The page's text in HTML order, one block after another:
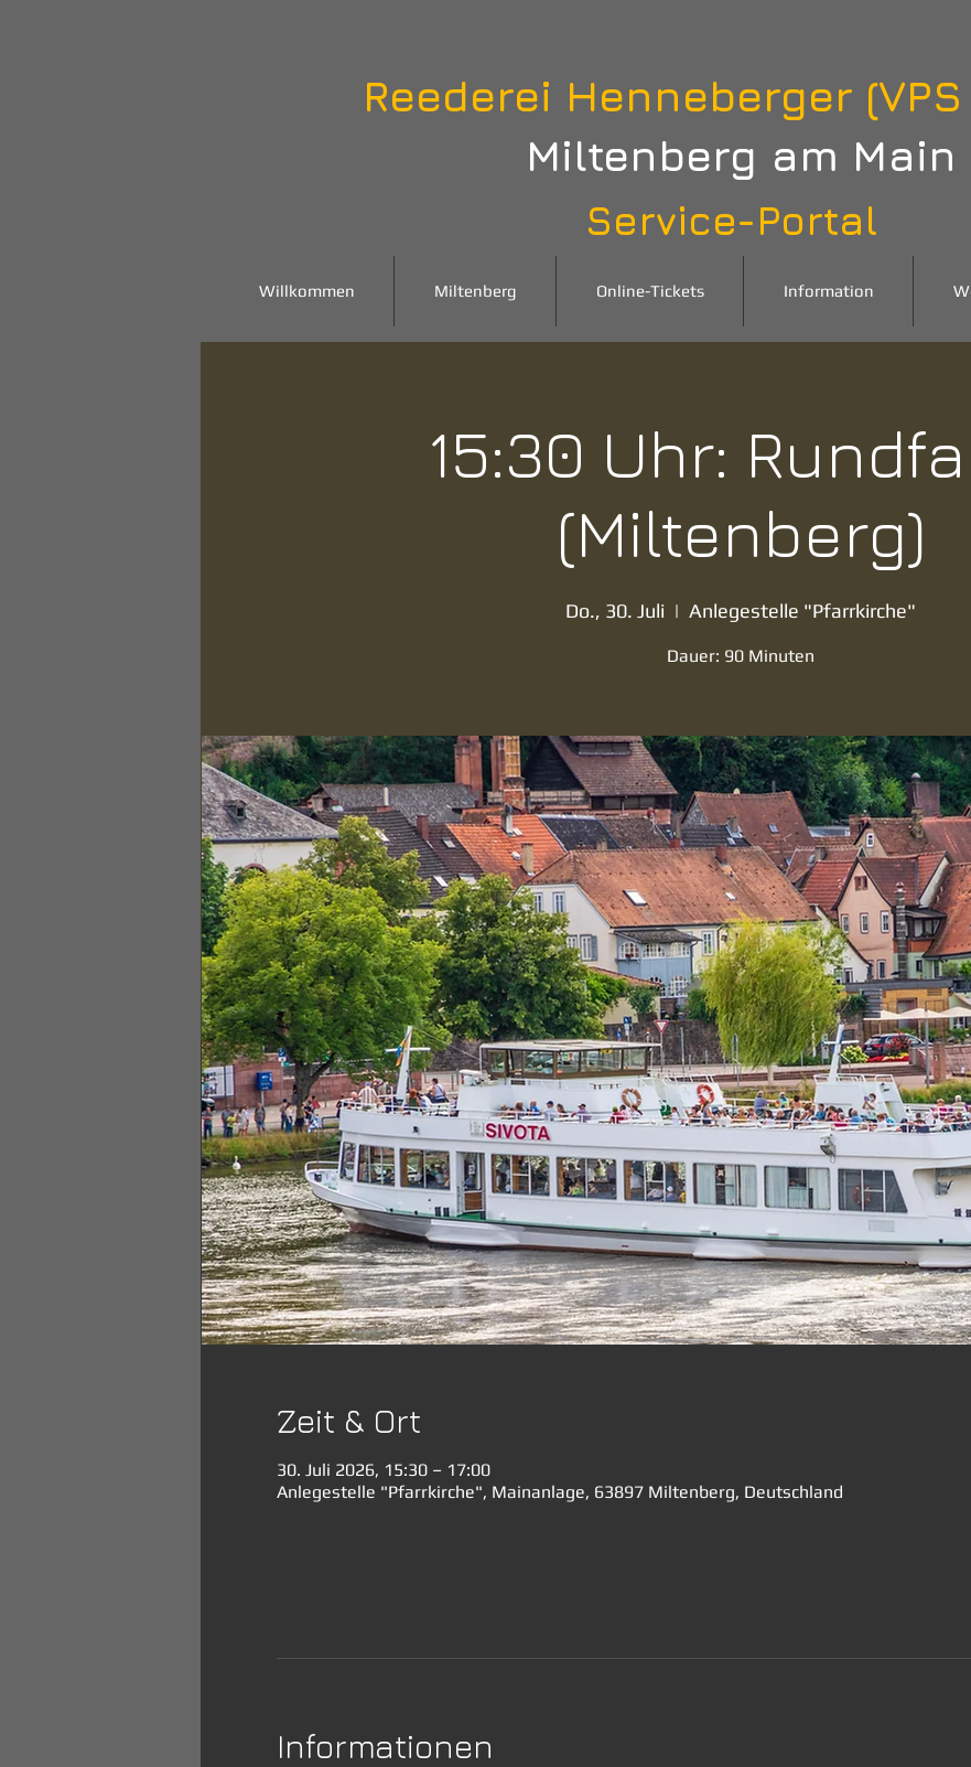
Reederei Henneberger (VPS
Miltenberg am Main
Service-Portal
Willkommen Miltenberg Online-Tickets Information
15:30 Uhr:
(Miltenberg)
Do., 30. Juli
  |
Anlegestelle "Pfarrkirche"
Dauer: 90 Minuten
Zeit & Ort
30. Juli 2026, 15:30 – 17:00
Anlegestelle "Pfarrkirche", Mainanlage, 63897 Miltenberg, Deutschland
Informationen